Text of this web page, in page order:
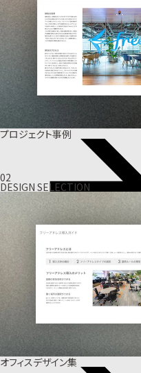
プロジェクト事例
02
DESIGN SELECTION
オフィスデザイン集